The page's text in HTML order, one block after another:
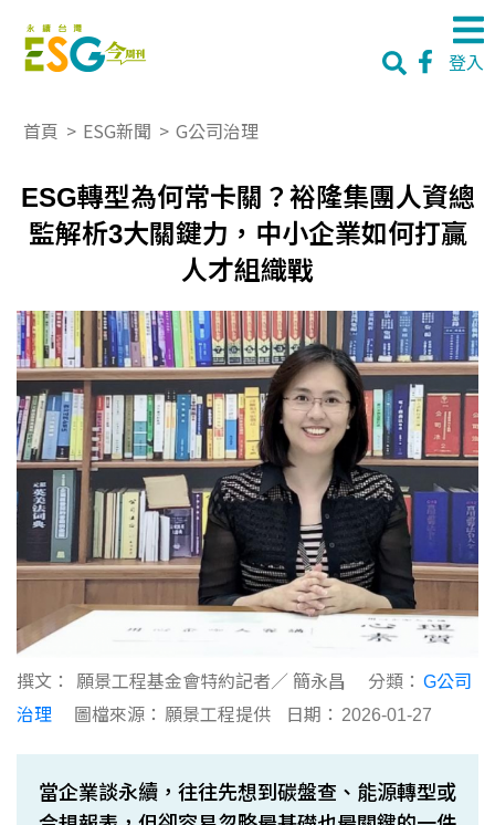
登入
首頁 > ESG新聞 > G公司治理
ESG轉型為何常卡關？裕隆集團人資總
監解析3大關鍵力，中小企業如何打贏
人才組織戰
撰文： 願景工程基金會特約記者／ 簡永昌 分類： G公司
治理
圖檔來源： 願景工程提供 日期： 2026-01-27
當企業談永續，往往先想到碳盤查、能源轉型或